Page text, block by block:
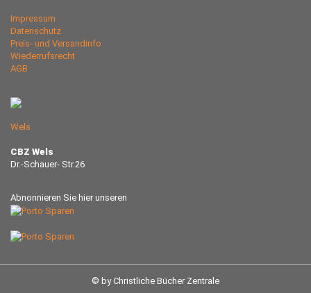
Impressum
Datenschutz
Preis- und Versandinfo
Wiederrufsrecht
AGB
Wels
CBZ Wels
Dr.-Schauer- Str.26
Abnonnieren Sie hier unseren
© by Christliche Bücher Zentrale